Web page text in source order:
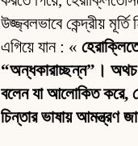
উজ্জ্বলভাবে কেন্দ্রীয়
এগিয়ে যান : «
“অন্ধকারাচ্ছন্ন”। অথচ
বলেন যা আলোকিত করে,
চিন্তার ভাষায় আমন্ত্রণ